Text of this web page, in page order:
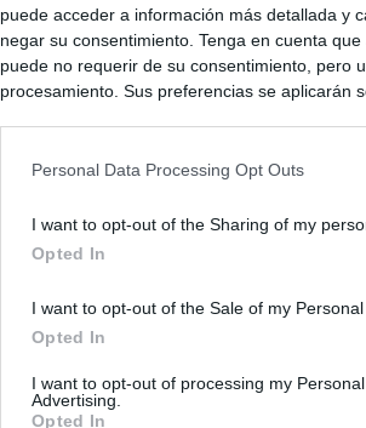
puede acceder a información más detallada y
negar su consentimiento. Tenga en cuenta
puede no requerir de su consentimiento, pero
procesamiento. Sus preferencias se aplicarán
Personal Data Processing Opt Outs
I want to opt-out of the Sharing of my
Opted In
I want to opt-out of the Sale of my Personal
Opted In
I want to opt-out of processing my
Advertising.
Opted In